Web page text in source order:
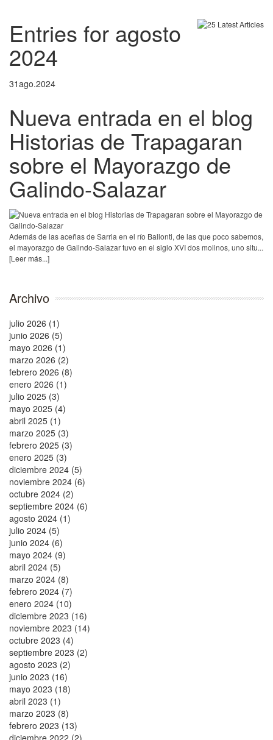
Entries for agosto
2024
31ago.2024
Nueva entrada en el blog
Historias de Trapagaran
sobre el Mayorazgo de
Galindo-Salazar
Además de las aceñas de Sarria en el río Ballonti, de las que poco sabemos,
el mayorazgo de Galindo-Salazar tuvo en el siglo XVI dos molinos, uno situ...
[Leer más...]
Archivo
julio 2026 (1)
junio 2026 (5)
mayo 2026 (1)
marzo 2026 (2)
febrero 2026 (8)
enero 2026 (1)
julio 2025 (3)
mayo 2025 (4)
abril 2025 (1)
marzo 2025 (3)
febrero 2025 (3)
enero 2025 (3)
diciembre 2024 (5)
noviembre 2024 (6)
octubre 2024 (2)
septiembre 2024 (6)
agosto 2024 (1)
julio 2024 (5)
junio 2024 (6)
mayo 2024 (9)
abril 2024 (5)
marzo 2024 (8)
febrero 2024 (7)
enero 2024 (10)
diciembre 2023 (16)
noviembre 2023 (14)
octubre 2023 (4)
septiembre 2023 (2)
agosto 2023 (2)
junio 2023 (16)
mayo 2023 (18)
abril 2023 (1)
marzo 2023 (8)
febrero 2023 (13)
diciembre 2022 (2)